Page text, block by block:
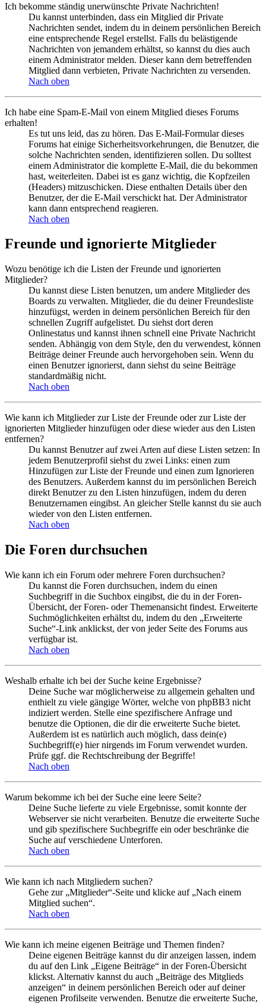
Ich bekomme ständig unerwünschte Private Nachrichten!
Du kannst unterbinden, dass ein Mitglied dir Private
Nachrichten sendet, indem du in deinem persönlichen Bereich
eine entsprechende Regel erstellst. Falls du belästigende
Nachrichten von jemandem erhältst, so kannst du dies auch
einem Administrator melden. Dieser kann dem betreffenden
Mitglied dann verbieten, Private Nachrichten zu versenden.
Nach oben
Ich habe eine Spam-E-Mail von einem Mitglied dieses Forums
erhalten!
Es tut uns leid, das zu hören. Das E-Mail-Formular dieses
Forums hat einige Sicherheitsvorkehrungen, die Benutzer, die
solche Nachrichten senden, identifizieren sollen. Du solltest
einem Administrator die komplette E-Mail, die du bekommen
hast, weiterleiten. Dabei ist es ganz wichtig, die Kopfzeilen
(Headers) mitzuschicken. Diese enthalten Details über den
Benutzer, der die E-Mail verschickt hat. Der Administrator
kann dann entsprechend reagieren.
Nach oben
Freunde und ignorierte Mitglieder
Wozu benötige ich die Listen der Freunde und ignorierten
Mitglieder?
Du kannst diese Listen benutzen, um andere Mitglieder des
Boards zu verwalten. Mitglieder, die du deiner Freundesliste
hinzufügst, werden in deinem persönlichen Bereich für den
schnellen Zugriff aufgelistet. Du siehst dort deren
Onlinestatus und kannst ihnen schnell eine Private Nachricht
senden. Abhängig von dem Style, den du verwendest, können
Beiträge deiner Freunde auch hervorgehoben sein. Wenn du
einen Benutzer ignorierst, dann siehst du seine Beiträge
standardmäßig nicht.
Nach oben
Wie kann ich Mitglieder zur Liste der Freunde oder zur Liste der
ignorierten Mitglieder hinzufügen oder diese wieder aus den Listen
entfernen?
Du kannst Benutzer auf zwei Arten auf diese Listen setzen: In
jedem Benutzerprofil siehst du zwei Links: einen zum
Hinzufügen zur Liste der Freunde und einen zum Ignorieren
des Benutzers. Außerdem kannst du im persönlichen Bereich
direkt Benutzer zu den Listen hinzufügen, indem du deren
Benutzernamen eingibst. An gleicher Stelle kannst du sie auch
wieder von den Listen entfernen.
Nach oben
Die Foren durchsuchen
Wie kann ich ein Forum oder mehrere Foren durchsuchen?
Du kannst die Foren durchsuchen, indem du einen
Suchbegriff in die Suchbox eingibst, die du in der Foren-
Übersicht, der Foren- oder Themenansicht findest. Erweiterte
Suchmöglichkeiten erhältst du, indem du den „Erweiterte
Suche“-Link anklickst, der von jeder Seite des Forums aus
verfügbar ist.
Nach oben
Weshalb erhalte ich bei der Suche keine Ergebnisse?
Deine Suche war möglicherweise zu allgemein gehalten und
enthielt zu viele gängige Wörter, welche von phpBB3 nicht
indiziert werden. Stelle eine spezifischere Anfrage und
benutze die Optionen, die dir die erweiterte Suche bietet.
Außerdem ist es natürlich auch möglich, dass dein(e)
Suchbegriff(e) hier nirgends im Forum verwendet wurden.
Prüfe ggf. die Rechtschreibung der Begriffe!
Nach oben
Warum bekomme ich bei der Suche eine leere Seite?
Deine Suche lieferte zu viele Ergebnisse, somit konnte der
Webserver sie nicht verarbeiten. Benutze die erweiterte Suche
und gib spezifischere Suchbegriffe ein oder beschränke die
Suche auf verschiedene Unterforen.
Nach oben
Wie kann ich nach Mitgliedern suchen?
Gehe zur „Mitglieder“-Seite und klicke auf „Nach einem
Mitglied suchen“.
Nach oben
Wie kann ich meine eigenen Beiträge und Themen finden?
Deine eigenen Beiträge kannst du dir anzeigen lassen, indem
du auf den Link „Eigene Beiträge“ in der Foren-Übersicht
klickst. Alternativ kannst du auch „Beiträge des Mitglieds
anzeigen“ in deinem persönlichen Bereich oder auf deiner
eigenen Profilseite verwenden. Benutze die erweiterte Suche,